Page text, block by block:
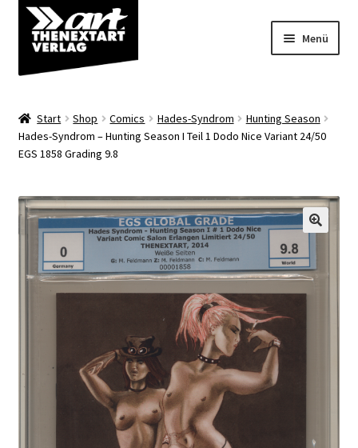
Zur
Navigation
springen
Zum
Inhalt
springen
Menü
Shop
Start Shop Comics Hades-Syndrom
Hunting Season
Hades-Syndrom – Hunting Season I Teil 1 Dodo Nice Variant 24/50
EGS 1858 Grading 9.8